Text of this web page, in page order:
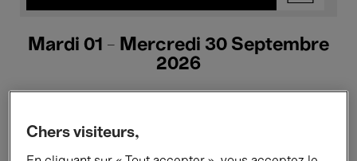
Mardi 01 - Mercredi 30 Septembre
2026
Chers visiteurs,